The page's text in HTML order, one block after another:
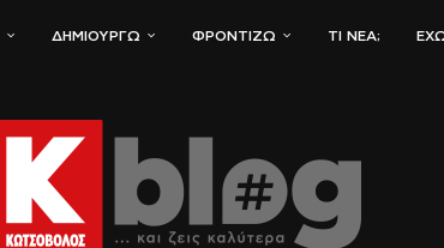
ΔΗΜΙΟΥΡΓΏ ΦΡΟΝΤΊΖΩ ΤΙ ΝΈΑ;